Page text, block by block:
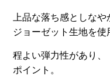
上品な落ち感としな
ジョーゼット生地を使
程よい弾力性があり
ポイント。